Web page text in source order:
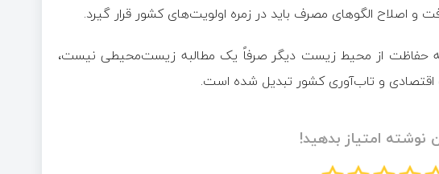
اصلاح الگو‌های مصرف باید در زمره اولویت‌های کشور قرار گیرد.
حفاظت از محیط زیست دیگر صرفاً یک مطالبه زیست‌محیطی نیست،
اقتصادی و تاب‌آوری کشور تبدیل شده است.
نوشته امتیاز بدهید!